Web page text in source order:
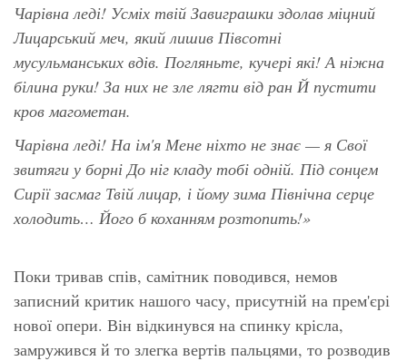
Чарівна леді! Усміх твій Завиграшки здолав міцний
Лицарський меч, який лишив Півсотні
мусульманських вдів. Погляньте, кучері які! А ніжна
білина руки! За них не зле лягти від ран Й пустити
кров магометан.
Чарівна леді! На ім'я Мене ніхто не знає — я Свої
звитяги у борні До ніг кладу тобі одній. Під сонцем
Сирії засмаг Твій лицар, і йому зима Північна серце
холодить… Його б коханням розтопить!»
Поки тривав спів, самітник поводився, немов
записний критик нашого часу, присутній на прем'єрі
нової опери. Він відкинувся на спинку крісла,
замружився й то злегка вертів пальцями, то розводив